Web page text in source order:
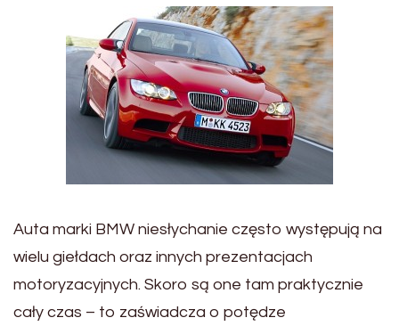
Auta marki BMW niesłychanie często występują na
wielu giełdach oraz innych prezentacjach
motoryzacyjnych. Skoro są one tam praktycznie
cały czas – to zaświadcza o potędze